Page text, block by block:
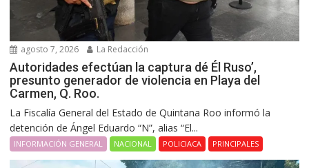
agosto 7, 2026 La Redacción
Autoridades efectúan la captura dé Él Ruso’,
presunto generador de violencia en Playa del
Carmen, Q. Roo.
La Fiscalía General del Estado de Quintana Roo informó la
detención de Ángel Eduardo “N”, alias “El...
INFORMACIÓN GENERAL NACIONAL POLICIACA PRINCIPALES